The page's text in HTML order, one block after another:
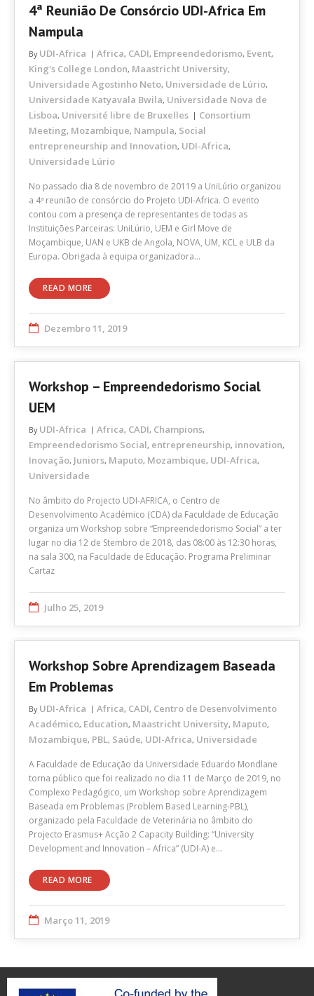
4ª Reunião De Consórcio UDI-Africa Em
Nampula
By UDI-Africa Africa, CADI, Empreendedorismo, Event,
King's College London, Maastricht University,
Universidade Agostinho Neto, Universidade de Lúrio,
Universidade Katyavala Bwila, Universidade Nova de
Lisboa, Université libre de Bruxelles
Consortium
Meeting, Mozambique, Nampula, Social
entrepreneurship and Innovation, UDI-Africa,
Universidade Lúrio
No passado dia 8 de novembro de 20119 a UniLúrio organizou
a 4ª reunião de consórcio do Projeto UDI-Africa. O evento
contou com a presença de representantes de todas as
Instituições Parceiras: UniLúrio, UEM e Girl Move de
Moçambique, UAN e UKB de Angola, NOVA, UM, KCL e ULB da
Europa. Obrigada à equipa organizadora…
READ MORE
Dezembro 11, 2019
Workshop – Empreendedorismo Social
UEM
By UDI-Africa Africa, CADI, Champions,
Empreendedorismo Social, entrepreneurship, innovation,
Inovação, Juniors, Maputo, Mozambique, UDI-Africa,
Universidade
No âmbito do Projecto UDI-AFRICA, o Centro de
Desenvolvimento Académico (CDA) da Faculdade de Educação
organiza um Workshop sobre “Empreendedorismo Social” a ter
lugar no dia 12 de Stembro de 2018, das 08:00 às 12:30 horas,
na sala 300, na Faculdade de Educação. Programa Preliminar
Cartaz
Julho 25, 2019
Workshop Sobre Aprendizagem Baseada
Em Problemas
By UDI-Africa Africa, CADI, Centro de Desenvolvimento
Académico, Education, Maastricht University, Maputo,
Mozambique, PBL, Saúde, UDI-Africa, Universidade
A Faculdade de Educação da Universidade Eduardo Mondlane
torna público que foi realizado no dia 11 de Março de 2019, no
Complexo Pedagógico, um Workshop sobre Aprendizagem
Baseada em Problemas (Problem Based Learning-PBL),
organizado pela Faculdade de Veterinária no âmbito do
Projecto Erasmus+ Acção 2 Capacity Building: “University
Development and Innovation – Africa” (UDI-A) e…
READ MORE
Março 11, 2019